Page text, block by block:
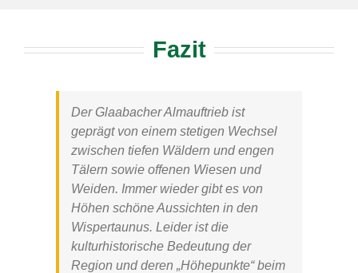
Fazit
Der Glaabacher Almauftrieb ist
geprägt von einem stetigen Wechsel
zwischen tiefen Wäldern und engen
Tälern sowie offenen Wiesen und
Weiden. Immer wieder gibt es von
Höhen schöne Aussichten in den
Wispertaunus. Leider ist die
kulturhistorische Bedeutung der
Region und deren „Höhepunkte“ beim